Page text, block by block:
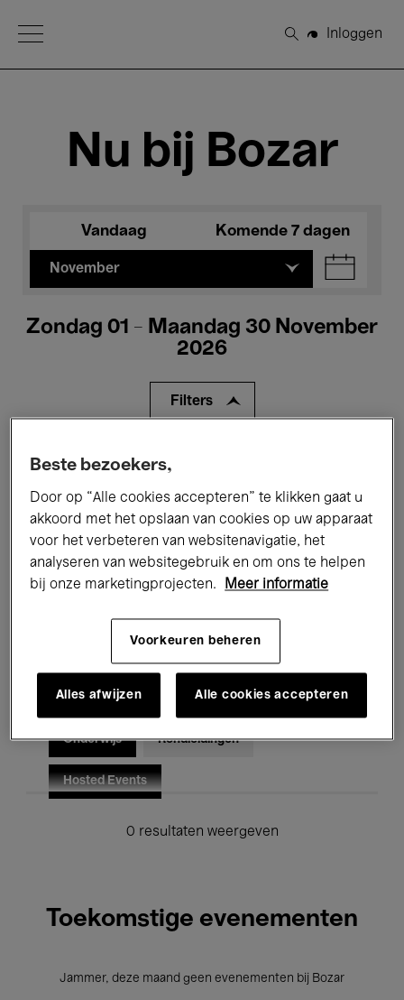
Open Menu
Zoeken
Inloggen
Nu bij Bozar
Vandaag Komende 7 dagen
November
Zondag 01 - Maandag 30 November
2026
Filters
Alle evenementen
Tentoonstellingen Films
Performances Lezingen & Debatten
Jazz Klassieke Muziek Global Music
Voor iedereen Kids’ Palace
Onderwijs Rondleidingen
Hosted Events
0 resultaten weergeven
Toekomstige evenementen
Jammer, deze maand geen evenementen bij Bozar
Beste bezoekers,
Door op “Alle cookies accepteren” te klikken gaat u
akkoord met het opslaan van cookies op uw apparaat
voor het verbeteren van websitenavigatie, het
analyseren van websitegebruik en om ons te helpen
bij onze marketingprojecten.
Meer informatie
Voorkeuren beheren
Alles afwijzen Alle cookies accepteren